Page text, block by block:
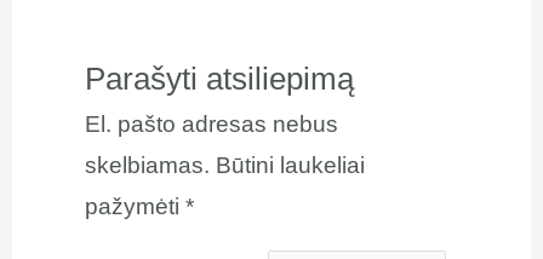
Parašyti atsiliepimą
El. pašto adresas nebus
skelbiamas. Būtini laukeliai
pažymėti *